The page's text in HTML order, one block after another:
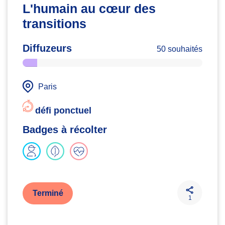
L'humain au cœur des
transitions
Diffuzeurs 50 souhaités
Paris
défi ponctuel
Badges à récolter
Terminé
1